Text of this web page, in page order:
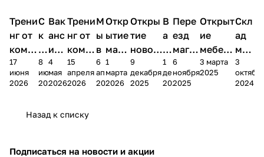
Трени
нг от
комп
ании
Мело
17
июня
2026
С
к
и
д
к
2
8
июня
2026
Вак
анс
ия в
Чеб
окс
4
мая
2026
Трени
нг от
комп
ании
Мело
15
апреля
2026
М
ы
в
М
А
6
апреля
2026
Откр
ытие
мага
зина
в
1
марта
2026
Откры
тие
новог
о
магаз
9
декабря
2025
В
а
к
а
н
1
декабря
2025
Пере
езд
магаз
ина в
г.
6
ноября
2025
Открыт
ие
мебель
ного
салона
3 марта
2025
Скл
ад
меб
ели
пер
3
2024
Назад к списку
Подписаться на новости и акции